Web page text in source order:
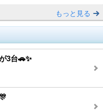
もっと見る
3台🚗✨